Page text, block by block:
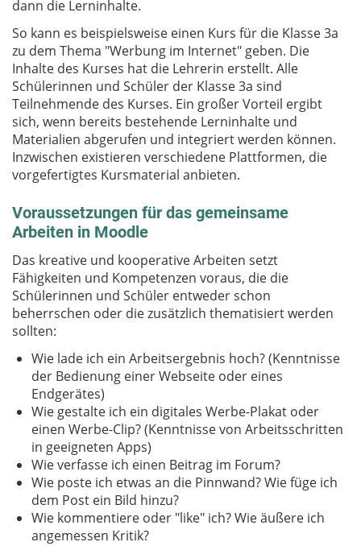
dann die Lerninhalte.
So kann es beispielsweise einen Kurs für die Klasse 3a
zu dem Thema "Werbung im Internet" geben. Die
Inhalte des Kurses hat die Lehrerin erstellt. Alle
Schülerinnen und Schüler der Klasse 3a sind
Teilnehmende des Kurses. Ein großer Vorteil ergibt
sich, wenn bereits bestehende Lerninhalte und
Materialien abgerufen und integriert werden können.
Inzwischen existieren verschiedene Plattformen, die
vorgefertigtes Kursmaterial anbieten.
Voraussetzungen für das gemeinsame
Arbeiten in Moodle
Das kreative und kooperative Arbeiten setzt
Fähigkeiten und Kompetenzen voraus, die die
Schülerinnen und Schüler entweder schon
beherrschen oder die zusätzlich thematisiert werden
sollten:
Wie lade ich ein Arbeitsergebnis hoch? (Kenntnisse
der Bedienung einer Webseite oder eines
Endgerätes)
Wie gestalte ich ein digitales Werbe-Plakat oder
einen Werbe-Clip? (Kenntnisse von Arbeitsschritten
in geeigneten Apps)
Wie verfasse ich einen Beitrag im Forum?
Wie poste ich etwas an die Pinnwand? Wie füge ich
dem Post ein Bild hinzu?
Wie kommentiere oder "like" ich? Wie äußere ich
angemessen Kritik?